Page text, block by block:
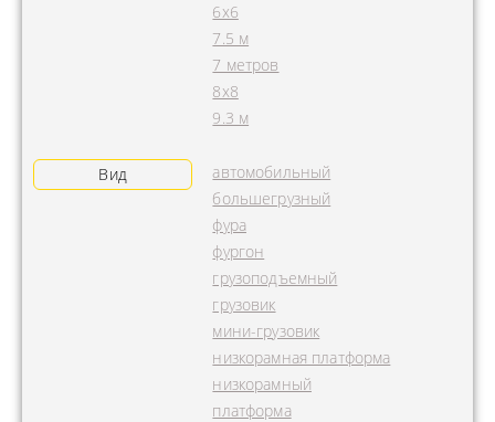
6х6
7.5 м
7 метров
8х8
9.3 м
Вид
автомобильный
большегрузный
фура
фургон
грузоподъемный
грузовик
мини-грузовик
низкорамная платформа
низкорамный
платформа